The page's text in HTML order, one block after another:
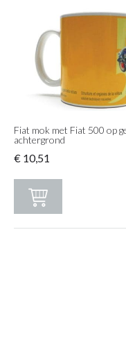
Fiat mok met Fiat 500 op
achtergrond
€10,51